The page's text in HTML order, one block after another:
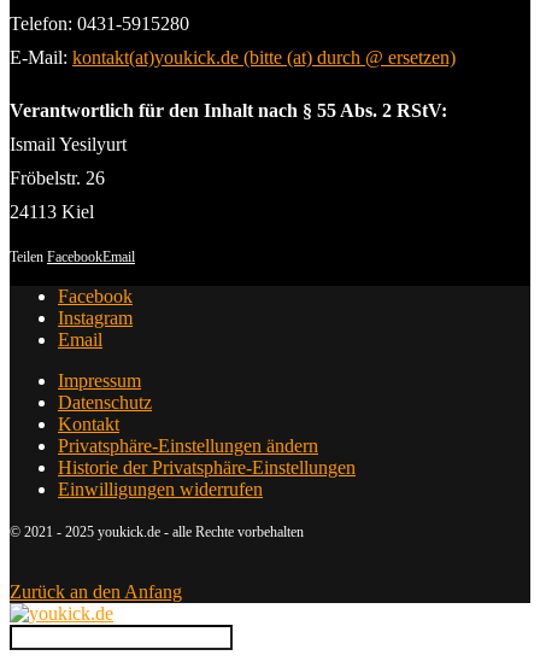
Telefon: 0431-5915280
E-Mail: kontakt(at)youkick.de (bitte (at) durch @ ersetzen)
Verantwortlich für den Inhalt nach § 55 Abs. 2 RStV:
Ismail Yesilyurt
Fröbelstr. 26
24113 Kiel
Teilen FacebookEmail
Facebook
Instagram
Email
Impressum
Datenschutz
Kontakt
Privatsphäre-Einstellungen ändern
Historie der Privatsphäre-Einstellungen
Einwilligungen widerrufen
© 2021 - 2025 youkick.de - alle Rechte vorbehalten
Zurück an den Anfang